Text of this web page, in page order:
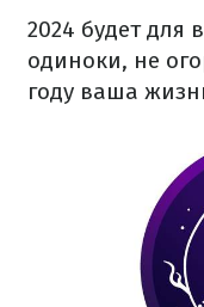
2024 будет для
одиноки, не
году ваша